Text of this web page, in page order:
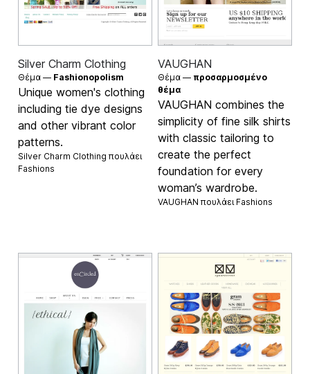
Silver Charm Clothing
Θέμα — Fashionopolism
Unique women's clothing
including tie dye designs
and other vibrant color
patterns.
Silver Charm Clothing πουλάει
Fashions
VAUGHAN
Θέμα — προσαρμοσμένο
θέμα
VAUGHAN combines the
simplicity of fine silk shirts
with classic tailoring to
create the perfect
foundation for every
woman’s wardrobe.
VAUGHAN πουλάει Fashions